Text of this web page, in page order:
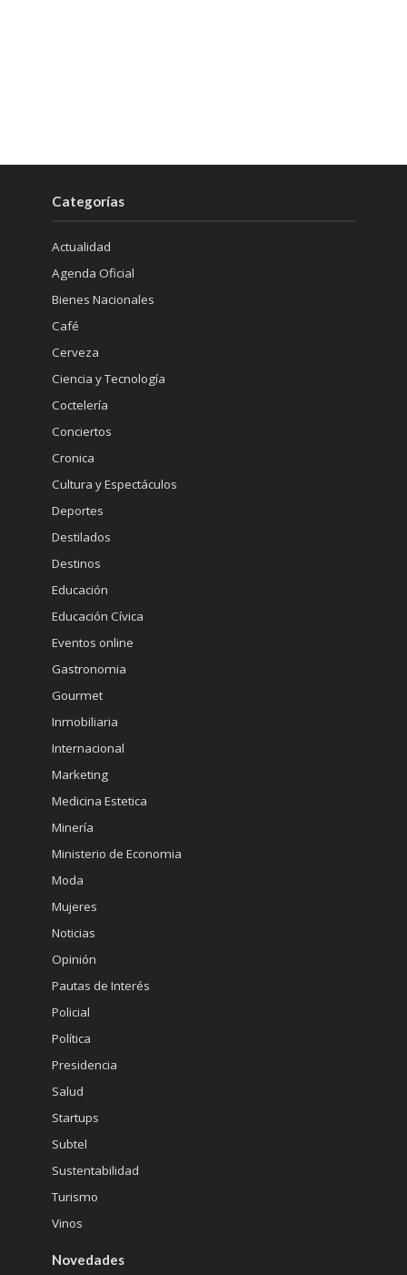
Categorías
Actualidad
Agenda Oficial
Bienes Nacionales
Café
Cerveza
Ciencia y Tecnología
Coctelería
Conciertos
Cronica
Cultura y Espectáculos
Deportes
Destilados
Destinos
Educación
Educación Cívica
Eventos online
Gastronomia
Gourmet
Inmobiliaria
Internacional
Marketing
Medicina Estetica
Minería
Ministerio de Economia
Moda
Mujeres
Noticias
Opinión
Pautas de Interés
Policial
Política
Presidencia
Salud
Startups
Subtel
Sustentabilidad
Turismo
Vinos
Novedades